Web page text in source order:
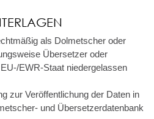
als Dolmetscher oder
Übersetzer oder
EWR-Staat niedergelassen
zur Veröffentlichung der Daten in
und Übersetzerdatenbank